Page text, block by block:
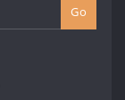
Go